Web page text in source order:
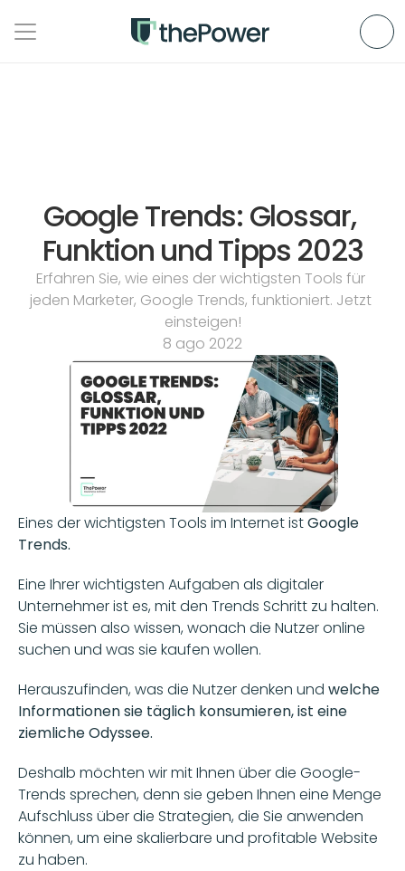
Google Trends: Glossar,
Funktion und Tipps 2023
Erfahren Sie, wie eines der wichtigsten Tools für
jeden Marketer, Google Trends, funktioniert. Jetzt
einsteigen!
8 ago 2022
Eines der wichtigsten Tools im Internet ist Google
Trends.
Eine Ihrer wichtigsten Aufgaben als digitaler
Unternehmer ist es, mit den Trends Schritt zu halten.
Sie müssen also wissen, wonach die Nutzer online
suchen und was sie kaufen wollen.
Herauszufinden, was die Nutzer denken und welche
Informationen sie täglich konsumieren, ist eine
ziemliche Odyssee.
Deshalb möchten wir mit Ihnen über die Google-
Trends sprechen, denn sie geben Ihnen eine Menge
Aufschluss über die Strategien, die Sie anwenden
können, um eine skalierbare und profitable Website
zu haben.